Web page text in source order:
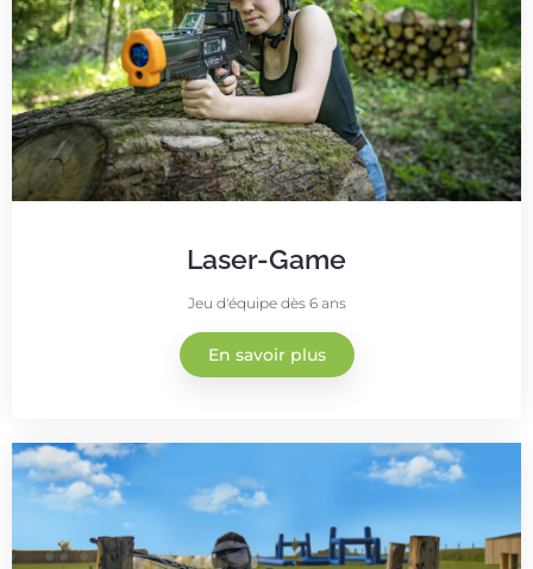
Laser-Game
Jeu d'équipe dès 6 ans
En savoir plus